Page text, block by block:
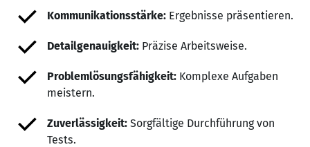
Kommunikationsstärke: Ergebnisse präsentieren.
Detailgenauigkeit: Präzise Arbeitsweise.
Problemlösungsfähigkeit: Komplexe Aufgaben
meistern.
Zuverlässigkeit: Sorgfältige Durchführung von
Tests.